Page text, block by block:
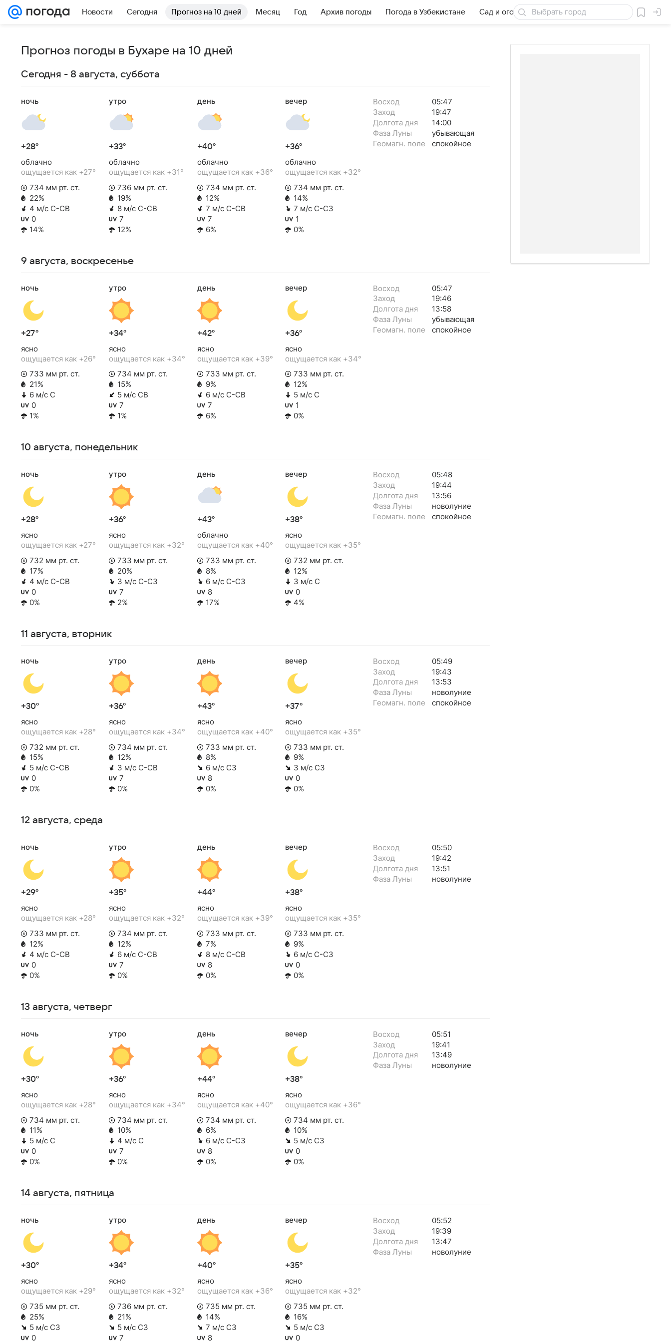
Новости Сегодня Прогноз на 10 дней Месяц Год Архив погоды Погода в Узбекистане Сад и огород Товары для дачи
Прогноз погоды в Бухаре на 10 дней
Сегодня - 8 августа, суббота
ночь
+28°
облачно
ощущается как +27°
734 мм рт. ст.
22%
4 м/с С-СВ
0
14%
утро
+33°
облачно
ощущается как +31°
736 мм рт. ст.
19%
8 м/с С-СВ
7
12%
день
+40°
облачно
ощущается как +36°
734 мм рт. ст.
12%
7 м/с С-СВ
7
6%
вечер
+36°
облачно
ощущается как +32°
734 мм рт. ст.
14%
7 м/с С-СЗ
1
0%
Восход
05:47
Заход
19:47
Долгота дня
14:00
Фаза Луны
убывающая
Геомагн. поле
спокойное
9 августа, воскресенье
ночь
+27°
ясно
ощущается как +26°
733 мм рт. ст.
21%
6 м/с С
0
1%
утро
+34°
ясно
ощущается как +34°
734 мм рт. ст.
15%
5 м/с СВ
7
1%
день
+42°
ясно
ощущается как +39°
733 мм рт. ст.
9%
6 м/с С-СВ
7
6%
вечер
+36°
ясно
ощущается как +34°
733 мм рт. ст.
12%
5 м/с С
1
0%
Восход
05:47
Заход
19:46
Долгота дня
13:58
Фаза Луны
убывающая
Геомагн. поле
спокойное
10 августа, понедельник
ночь
+28°
ясно
ощущается как +27°
732 мм рт. ст.
17%
4 м/с С-СВ
0
0%
утро
+36°
ясно
ощущается как +32°
733 мм рт. ст.
20%
3 м/с С-СЗ
7
2%
день
+43°
облачно
ощущается как +40°
733 мм рт. ст.
8%
6 м/с С-СЗ
8
17%
вечер
+38°
ясно
ощущается как +35°
732 мм рт. ст.
12%
3 м/с С
0
4%
Восход
05:48
Заход
19:44
Долгота дня
13:56
Фаза Луны
новолуние
Геомагн. поле
спокойное
11 августа, вторник
ночь
+30°
ясно
ощущается как +28°
732 мм рт. ст.
15%
5 м/с С-СВ
0
0%
утро
+36°
ясно
ощущается как +34°
734 мм рт. ст.
12%
3 м/с С-СВ
7
0%
день
+43°
ясно
ощущается как +40°
733 мм рт. ст.
8%
6 м/с СЗ
8
0%
вечер
+37°
ясно
ощущается как +35°
733 мм рт. ст.
9%
3 м/с СЗ
0
0%
Восход
05:49
Заход
19:43
Долгота дня
13:53
Фаза Луны
новолуние
Геомагн. поле
спокойное
12 августа, среда
ночь
+29°
ясно
ощущается как +28°
733 мм рт. ст.
12%
4 м/с С-СВ
0
0%
утро
+35°
ясно
ощущается как +32°
734 мм рт. ст.
12%
6 м/с С-СВ
7
0%
день
+44°
ясно
ощущается как +39°
733 мм рт. ст.
7%
8 м/с С-СВ
8
0%
вечер
+38°
ясно
ощущается как +35°
733 мм рт. ст.
9%
6 м/с С-СЗ
0
0%
Восход
05:50
Заход
19:42
Долгота дня
13:51
Фаза Луны
новолуние
13 августа, четверг
ночь
+30°
ясно
ощущается как +28°
734 мм рт. ст.
11%
5 м/с С
0
0%
утро
+36°
ясно
ощущается как +34°
734 мм рт. ст.
10%
4 м/с С
7
0%
день
+44°
ясно
ощущается как +40°
734 мм рт. ст.
6%
6 м/с С-СЗ
8
0%
вечер
+38°
ясно
ощущается как +36°
734 мм рт. ст.
10%
5 м/с СЗ
0
0%
Восход
05:51
Заход
19:41
Долгота дня
13:49
Фаза Луны
новолуние
14 августа, пятница
ночь
+30°
ясно
ощущается как +29°
735 мм рт. ст.
25%
5 м/с СЗ
0
утро
+34°
ясно
ощущается как +32°
736 мм рт. ст.
21%
5 м/с СЗ
7
день
+40°
ясно
ощущается как +36°
735 мм рт. ст.
14%
7 м/с СЗ
8
вечер
+35°
ясно
ощущается как +32°
735 мм рт. ст.
16%
5 м/с СЗ
0
Восход
05:52
Заход
19:39
Долгота дня
13:47
Фаза Луны
новолуние